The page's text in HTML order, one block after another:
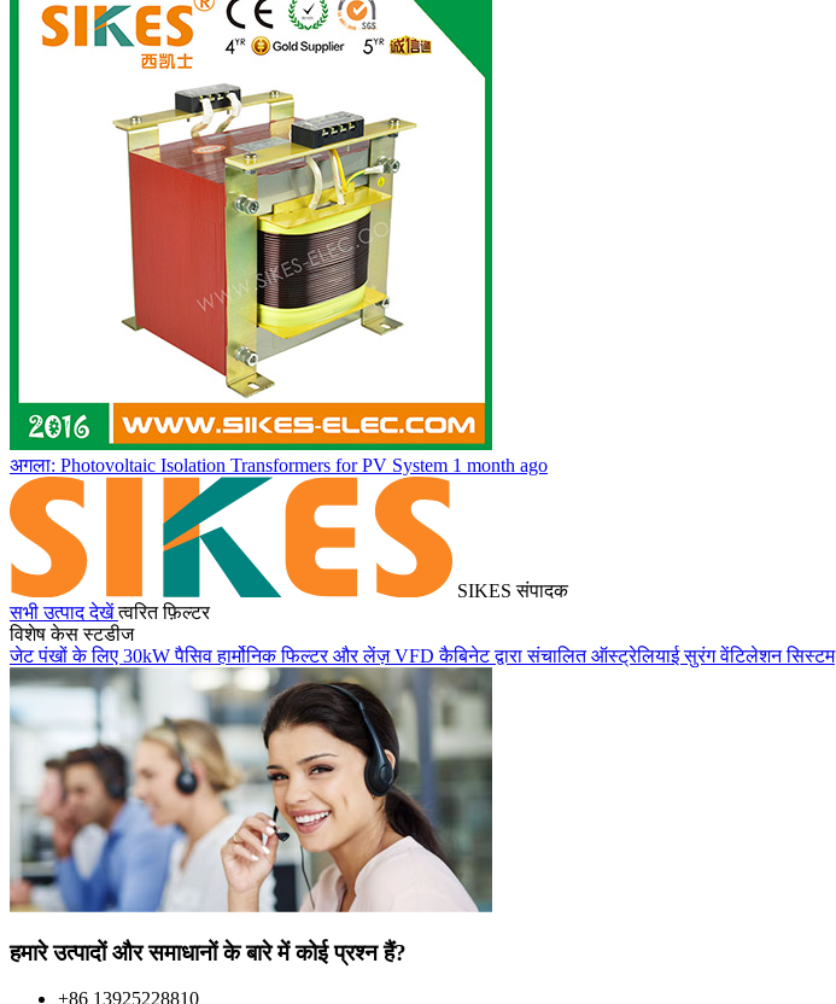
अगला: Photovoltaic Isolation Transformers for PV System 1 month ago
SIKES संपादक
सभी उत्पाद देखें त्वरित फ़िल्टर
विशेष केस स्टडीज
जेट पंखों के लिए 30kW पैसिव हार्मोनिक फिल्टर और लेंज़ VFD कैबिनेट द्वारा संचालित ऑस्ट्रेलियाई सुरंग वेंटिलेशन सिस्टम
हमारे उत्पादों और समाधानों के बारे में कोई प्रश्न हैं?
+86 13925228810